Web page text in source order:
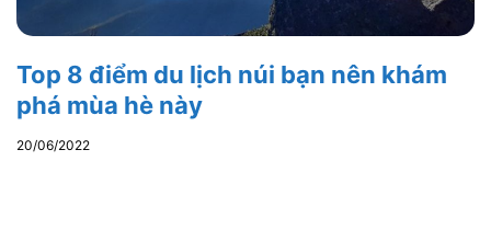
Top 8 điểm du lịch núi bạn nên khám
phá mùa hè này
20/06/2022